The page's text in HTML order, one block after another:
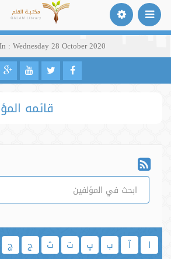
: Wednesday 28 October 2020
قائمه
ا آ ب پ ت ث ج چ